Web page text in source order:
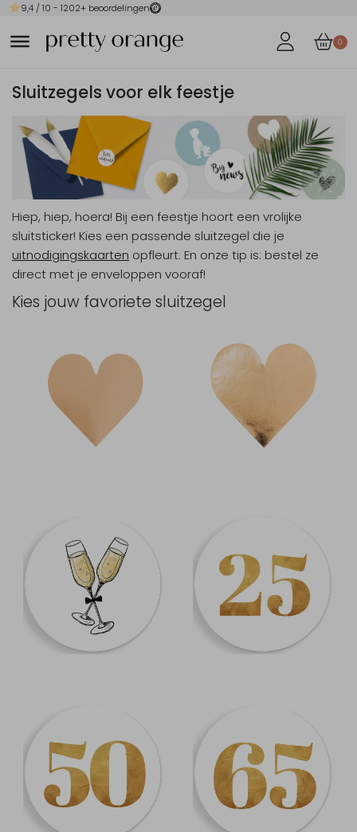
9,4 / 10 - 1202+ beoordelingen
0
Sluitzegels voor elk feestje
Hiep, hiep, hoera! Bij een feestje hoort een vrolijke
sluitsticker! Kies een passende sluitzegel die je
uitnodigingskaarten opfleurt. En onze tip is: bestel ze
direct met je enveloppen vooraf!
Kies jouw favoriete sluitzegel